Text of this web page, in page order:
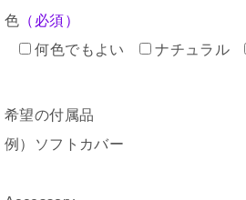
色 （必須）
何色でもよい
ナチュラル
希望の付属品
例）ソフトカバー